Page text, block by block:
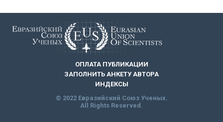
ОПЛАТА ПУБЛИКАЦИИ
ЗАПОЛНИТЬ АНКЕТУ АВТОРА
ИНДЕКСЫ
© 2022 Евразийский Союз Ученых.
All Rights Reserved.